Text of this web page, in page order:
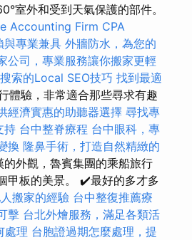
室外和受到天氣保護的部件。
Accounting Firm CPA
與專業兼具 外牆防水，為您的
公司，專業服務讓你搬家更輕
索的Local SEO技巧 找到最適
體驗，非常適合那些尋求有趣
經濟實惠的助聽器選擇 尋找專
持 台中整脊療程 台中眼科，專
換 隆鼻手術，打造自然精緻的
外觀，魯賓集團的乘船旅行
甲板的美景。 ✔️最好的多才多
搬家的經驗 台中整復推薦療
擊 台北外燴服務，滿足各類活
處理 台胞證過期怎麼處理，提